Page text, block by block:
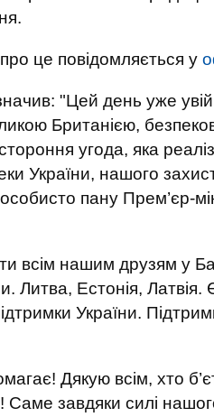
про це повідомляється у
"Цей день уже
Британією,
угода, яка
України, нашого
пану Прем’єр-
всім нашим друзям у
Литва, Естонія,
України.
Дякую всім, хто
завдяки силі